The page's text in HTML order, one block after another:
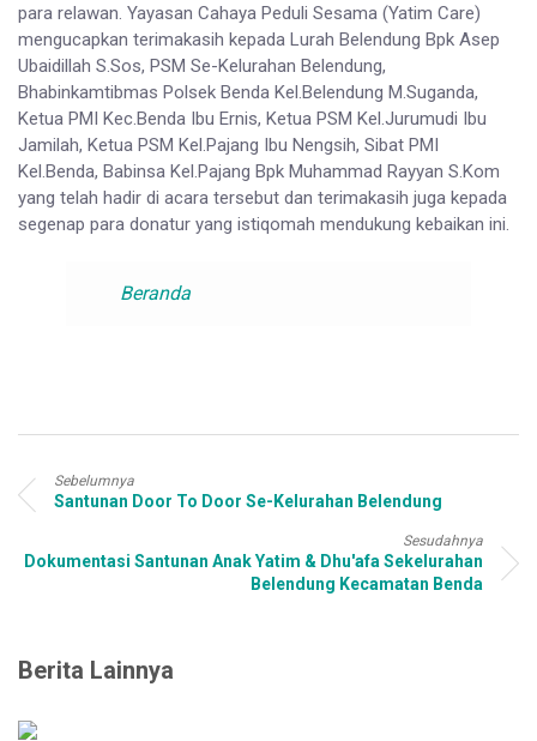
para relawan. Yayasan Cahaya Peduli Sesama (Yatim Care)
mengucapkan terimakasih kepada Lurah Belendung Bpk Asep
Ubaidillah S.Sos, PSM Se-Kelurahan Belendung,
Bhabinkamtibmas Polsek Benda Kel.Belendung M.Suganda,
Ketua PMI Kec.Benda Ibu Ernis, Ketua PSM Kel.Jurumudi Ibu
Jamilah, Ketua PSM Kel.Pajang Ibu Nengsih, Sibat PMI
Kel.Benda, Babinsa Kel.Pajang Bpk Muhammad Rayyan S.Kom
yang telah hadir di acara tersebut dan terimakasih juga kepada
segenap para donatur yang istiqomah mendukung kebaikan ini.
Beranda
Sebelumnya
Santunan Door To Door Se-Kelurahan Belendung
Sesudahnya
Dokumentasi Santunan Anak Yatim & Dhu'afa Sekelurahan
Belendung Kecamatan Benda
Berita Lainnya